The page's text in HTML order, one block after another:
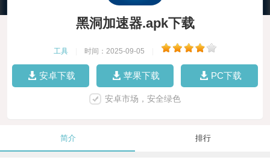
黑洞加速器.apk下载
工具 时间：2025-09-05
安卓下载 苹果下载 PC下载
安卓市场，安全绿色
简介 排行